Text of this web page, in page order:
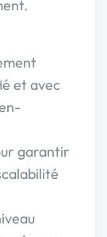
et avec
garantir